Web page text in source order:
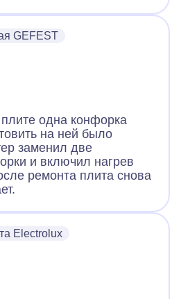
GEFEST
одна конфорка
на ней было
заменил две
и включил нагрев
ремонта плита снова
Electrolux